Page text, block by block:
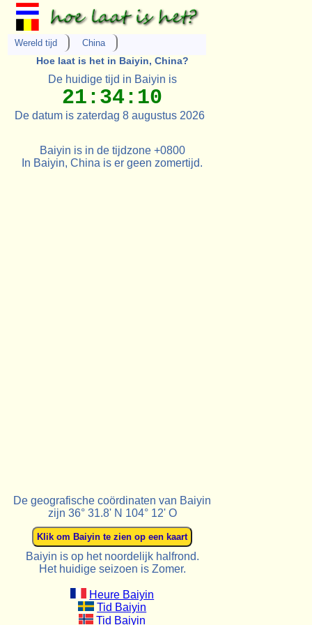
Wereld tijd China
Hoe laat is het in Baiyin, China?
De huidige tijd in Baiyin is
21:34:10
De datum is zaterdag 8 augustus 2026
Baiyin is in de tijdzone +0800
In Baiyin, China is er geen zomertijd.
De geografische coördinaten van Baiyin
zijn 36° 31.8' N 104° 12' O
Baiyin is op het noordelijk halfrond.
Het huidige seizoen is Zomer.
Heure Baiyin
Tid Baiyin
Tid Baiyin